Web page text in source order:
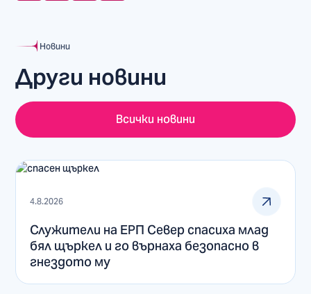
Новини
Други новини
Всички новини
4.8.2026
Служители на ЕРП Север спасиха млад
бял щъркел и го върнаха безопасно в
гнездото му